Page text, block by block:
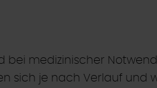
bei medizinischer
sich je nach Verlauf und